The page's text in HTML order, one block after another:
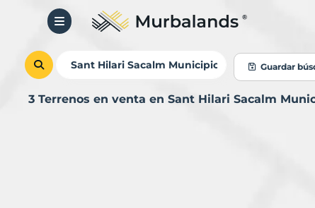
Guardar
3 Terrenos en venta en Sant Hilari Sacalm